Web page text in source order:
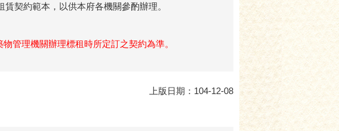
契約範本，以供本府各機關參酌辦理。
管理機關辦理標租時所定訂之契約為準。
上版日期：104-12-08